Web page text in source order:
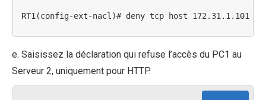
RT1(config-ext-nacl)# deny tcp host 172.31.1.101
e. Saisissez la déclaration qui refuse l’accès du PC1 au
Serveur 2, uniquement pour HTTP.